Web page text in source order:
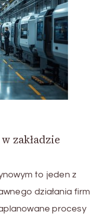
zakładzie
to jeden z
działania firm
procesy